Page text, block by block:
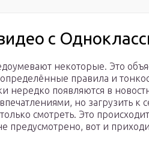
с
некоторые. Это
правила и
нередко появляются в
но загрузить к
смотреть. Это
предусмотрено, вот и